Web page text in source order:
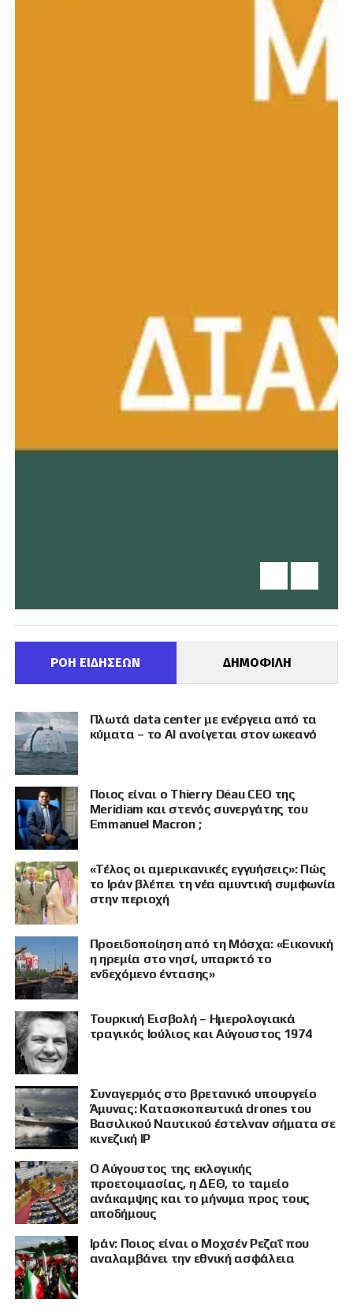
ΠΡΟΒΟΛΗ
ΡΟΗ ΕΙΔΗΣΕΩΝ ΔΗΜΟΦΙΛΗ
Πλωτά data center με ενέργεια από τα
κύματα – το AI ανοίγεται στον ωκεανό
Ποιος είναι ο Thierry Déau CEO της
Meridiam και στενός συνεργάτης του
Emmanuel Macron ;
«Τέλος οι αμερικανικές εγγυήσεις»: Πώς
το Ιράν βλέπει τη νέα αμυντική συμφωνία
στην περιοχή
Προειδοποίηση από τη Μόσχα: «Εικονική
η ηρεμία στο νησί, υπαρκτό το
ενδεχόμενο έντασης»
Τουρκική Εισβολή – Ημερολογιακά
τραγικός Ιούλιος και Αύγουστος 1974
Συναγερμός στο βρετανικό υπουργείο
Άμυνας: Κατασκοπευτικά drones του
Βασιλικού Ναυτικού έστελναν σήματα σε
κινεζική IP
Ο Αύγουστος της εκλογικής
προετοιμασίας, η ΔΕΘ, το ταμείο
ανάκαμψης και το μήνυμα προς τους
αποδήμους
Ιράν: Ποιος είναι ο Μοχσέν Ρεζαΐ που
αναλαμβάνει την εθνική ασφάλεια